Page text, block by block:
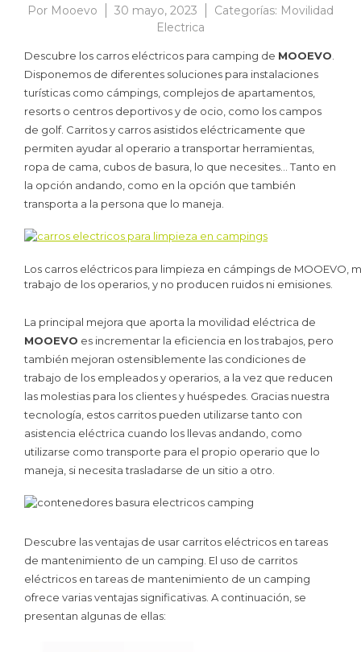
Por Mooevo 30 mayo, 2023 Categorías: Movilidad
Electrica
Descubre los carros eléctricos para camping de MOOEVO
Disponemos de diferentes soluciones para instalaciones
turísticas como cámpings, complejos de apartamentos,
resorts o centros deportivos y de ocio, como los campos
de golf. Carritos y carros asistidos eléctricamente que
permiten ayudar al operario a transportar herramientas,
ropa de cama, cubos de basura, lo que necesites… Tanto en
la opción andando, como en la opción que también
transporta a la persona que lo maneja.
Los carros eléctricos para limpieza en cámpings de MOOEVO,
trabajo de los operarios, y no producen ruidos ni emisiones.
La principal mejora que aporta la movilidad eléctrica de
MOOEVO es incrementar la eficiencia en los trabajos, pero
también mejoran ostensiblemente las condiciones de
trabajo de los empleados y operarios, a la vez que reducen
las molestias para los clientes y huéspedes. Gracias nuestra
tecnología, estos carritos pueden utilizarse tanto con
asistencia eléctrica cuando los llevas andando, como
utilizarse como transporte para el propio operario que lo
maneja, si necesita trasladarse de un sitio a otro.
Descubre las ventajas de usar carritos eléctricos en tareas
de mantenimiento de un camping. El uso de carritos
eléctricos en tareas de mantenimiento de un camping
ofrece varias ventajas significativas. A continuación, se
presentan algunas de ellas: